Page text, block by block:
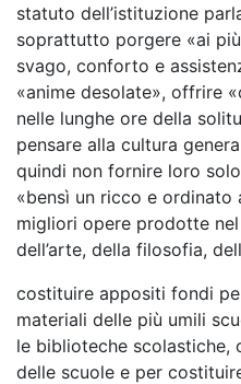
statuto dell’istituzione
soprattutto porgere «ai
svago, conforto e
«anime desolate», offrire
nelle lunghe ore della
pensare alla cultura
quindi non fornire loro
«bensì un ricco e
migliori opere prodotte
dell’arte, della filosofia,
costituire appositi fondi
materiali delle più umili
le biblioteche scolastiche,
delle scuole e per